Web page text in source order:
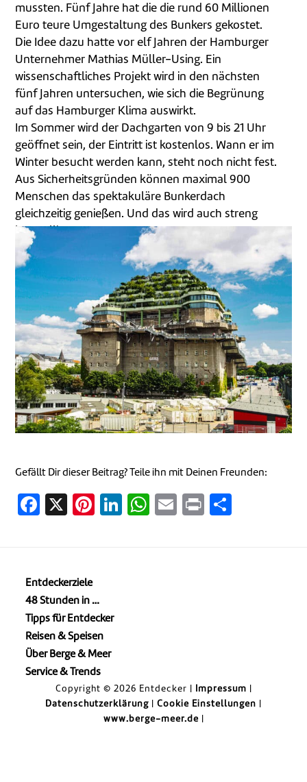
mussten. Fünf Jahre hat die die rund 60 Millionen
Euro teure Umgestaltung des Bunkers gekostet.
Die Idee dazu hatte vor elf Jahren der Hamburger
Unternehmer Mathias Müller-Using. Ein
wissenschaftliches Projekt wird in den nächsten
fünf Jahren untersuchen, wie sich die Begrünung
auf das Hamburger Klima auswirkt.
Im Sommer wird der Dachgarten von 9 bis 21 Uhr
geöffnet sein, der Eintritt ist kostenlos. Wann er im
Winter besucht werden kann, steht noch nicht fest.
Aus Sicherheitsgründen können maximal 900
Menschen das spektakuläre Bunkerdach
gleichzeitig genießen. Und das wird auch streng
kontrolliert.
Gefällt Dir dieser Beitrag? Teile ihn mit Deinen Freunden:
Facebook
X Pinterest
LinkedIn
WhatsApp
EmailPrint
Entdeckerziele
48 Stunden in …
Tipps für Entdecker
Reisen & Speisen
Über Berge & Meer
Service & Trends
Copyright © 2026 Entdecker | Impressum
Datenschutzerklärung
Cookie Einstellungen
www.berge-meer.de|